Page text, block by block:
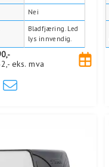
Nei
Bladfjæring. Led
lys innvendig.
eks. mva